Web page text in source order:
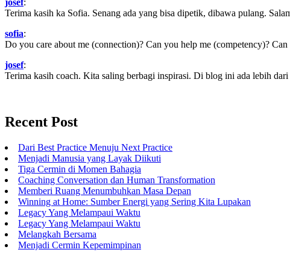
josef:
Terima kasih ka Sofia. Senang ada yang bisa dipetik, dibawa pulang.
sofia:
Do you care about me (connection)? Can you help me (competency)?
josef:
Terima kasih coach. Kita saling berbagi inspirasi. Di blog ini ada lebih
Recent Post
Dari Best Practice Menuju Next Practice
Menjadi Manusia yang Layak Diikuti
Tiga Cermin di Momen Bahagia
Coaching Conversation dan Human Transformation
Memberi Ruang Menumbuhkan Masa Depan
Winning at Home: Sumber Energi yang Sering Kita Lupakan
Legacy Yang Melampaui Waktu
Legacy Yang Melampaui Waktu
Melangkah Bersama
Menjadi Cermin Kepemimpinan